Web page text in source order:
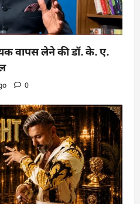
वापस लेने की डॉ. के. ए.
0